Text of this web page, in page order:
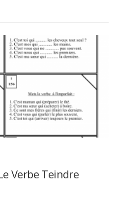
Verbe Teindre